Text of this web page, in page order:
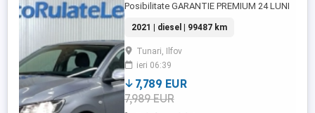
Posibilitate GARANTIE PREMIUM 24 LUNI
cu avans 0% pe o perioada de maxim 6 ani
Aprobare garantata credit pentru
persoane fizice (cu venituri obtinute
inclusiv in afara tarii), persoane juridice si
persoane fizice ...
2021 | diesel | 99487 km
Tunari, Ilfov
ieri 06:39
7,789 EUR
7,989 EUR